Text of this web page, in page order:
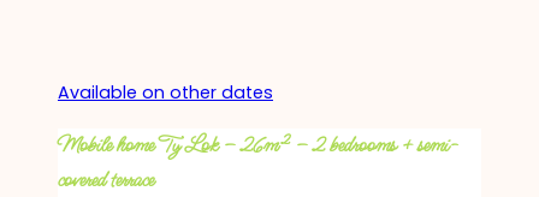
Available on other dates
Mobile home Ty Lok – 26m² – 2 bedrooms + semi-
covered terrace